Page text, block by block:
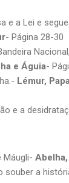
e a Lei e
- Página 28-30
e Águia-
Lémur,
e a
Máugli-
souber a